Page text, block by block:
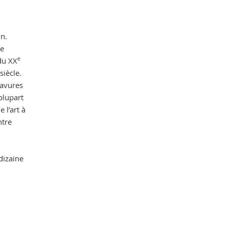
XXe
l’art à